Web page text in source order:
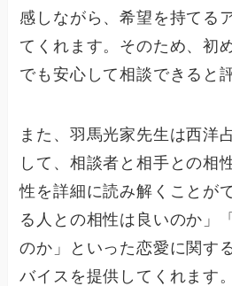
感しながら、希望を持てる
てくれます。そのため、初
でも安心して相談できると
また、羽馬光家先生は西洋
して、相談者と相手との相
性を詳細に読み解くことが
る人との相性は良いのか」
のか」といった恋愛に関す
バイスを提供してくれます。